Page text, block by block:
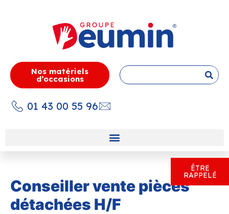
ÊTRE
RAPPELÉ
Nos matériels
d’occasions
01 43 00 55 96
Conseiller vente pièces
détachées H/F